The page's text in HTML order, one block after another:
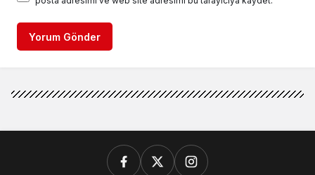
Yorum Gönder